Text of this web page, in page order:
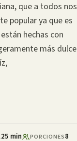
que a todos nos
popular ya que es
hechas con
más dulce
25 min PORCIONES8